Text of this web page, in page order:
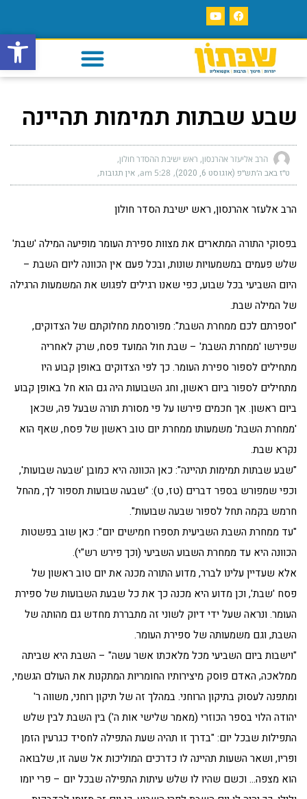
פתח
שבע שבתות תמימות תהיינה
הרב אליעזר אהרנסון, ראש ישיבת ההסדר חולון
ט״ז באב ה׳תש״פ (אוגוסט 6, 2020) 5:28 am אין תגובות
הרב אלעזר אהרנסון, ראש ישיבת הסדר חולון
בפסוקי התורה המתארים את מצוות ספירת העומר מופיעה המילה 'שבת'
שלש פעמים במשמעויות שונות, ובכל פעם אין הכוונה ליום השבת –
היום השביעי בכל שבוע, כפי שאנו רגילים לפגוש את המשמעות הרגילה
של המילה שבת.
"וספרתם לכם ממחרת השבת": מפורסמת מחלוקתם של הצדוקים,
שפירשו 'ממחרת השבת' – שבת חול המועד פסח, שרק לאחריה
מתחילים לספור ספירת העומר. כך לפי הצדוקים באופן קבוע היו
מתחילים לספור ביום ראשון, וחג השבועות היה גם הוא חל באופן קבוע
ביום ראשון. אך חכמים פירשו על פי מסורת תורה שבעל פה, שכאן
'ממחרת השבת' משמעותו ממחרת יום טוב ראשון של פסח, שאף הוא
נקרא שבת.
"שבע שבתות תמימות תהיינה": כאן הכוונה היא כמובן 'שבעה שבועות',
וכפי שמפורש בספר דברים (טז, ט): "שבעה שבועות תספור לך, מהחל
חרמש בקמה תחל לספור שבעה שבועות".
"עד ממחרת השבת השביעית תספרו חמישים יום": כאן שוב בפשטות
הכוונה היא עד ממחרת השבוע השביעי (וכך פירש רש"י).
אלא שעדיין עלינו לברר, מדוע התורה מכנה את יום טוב ראשון של
פסח 'שבת', וכן מדוע היא מכנה כך את כל שבעת השבועות של ספירת
העומר. ונראה שעל ידי דיוק לשוני זה מתבררת מחדש גם מהותה של
השבת, וגם משמעותה של ספירת העומר.
"וישבות ביום השביעי מכל מלאכתו אשר עשה" – השבת היא שביתה
ממלאכה, האדם פוסק מיצירותיו החומריות המתקנות את העולם הגשמי,
ומתפנה לעסוק בתיקון הרוחני. במהלך זה של תיקון רוחני, משווה ר'
יהודה הלוי בספר הכוזרי (מאמר שלישי אות ה') בין השבת לבין שלש
התפילות שבכל יום: "בדרך זו תהיה שעת התפילה לחסיד כגרעין הזמן
ופריו, ושאר השעות תהיינה לו כדרכים המוליכות אל שעה זו, שלבואה
הוא מצפה… וכשם שהיו לו שלש עיתות התפילה שבכל יום – פרי יומו